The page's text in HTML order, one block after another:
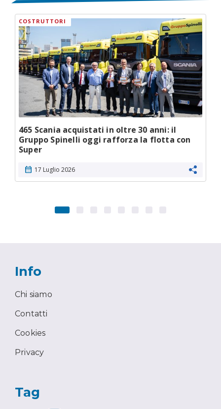
COSTRUTTORI
465 Scania acquistati in oltre 30 anni: il
Gruppo Spinelli oggi rafforza la flotta con
Super
calendar_month 17 Luglio 2026
Info
Chi siamo
Contatti
Cookies
Privacy
Tag